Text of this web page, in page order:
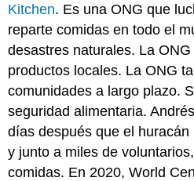
Kitchen. Es una ONG que
reparte comidas en todo el
desastres naturales. La
productos locales. La ONG
comunidades a largo plazo.
seguridad alimentaria.
días después que el
y junto a miles de
comidas. En 2020, World